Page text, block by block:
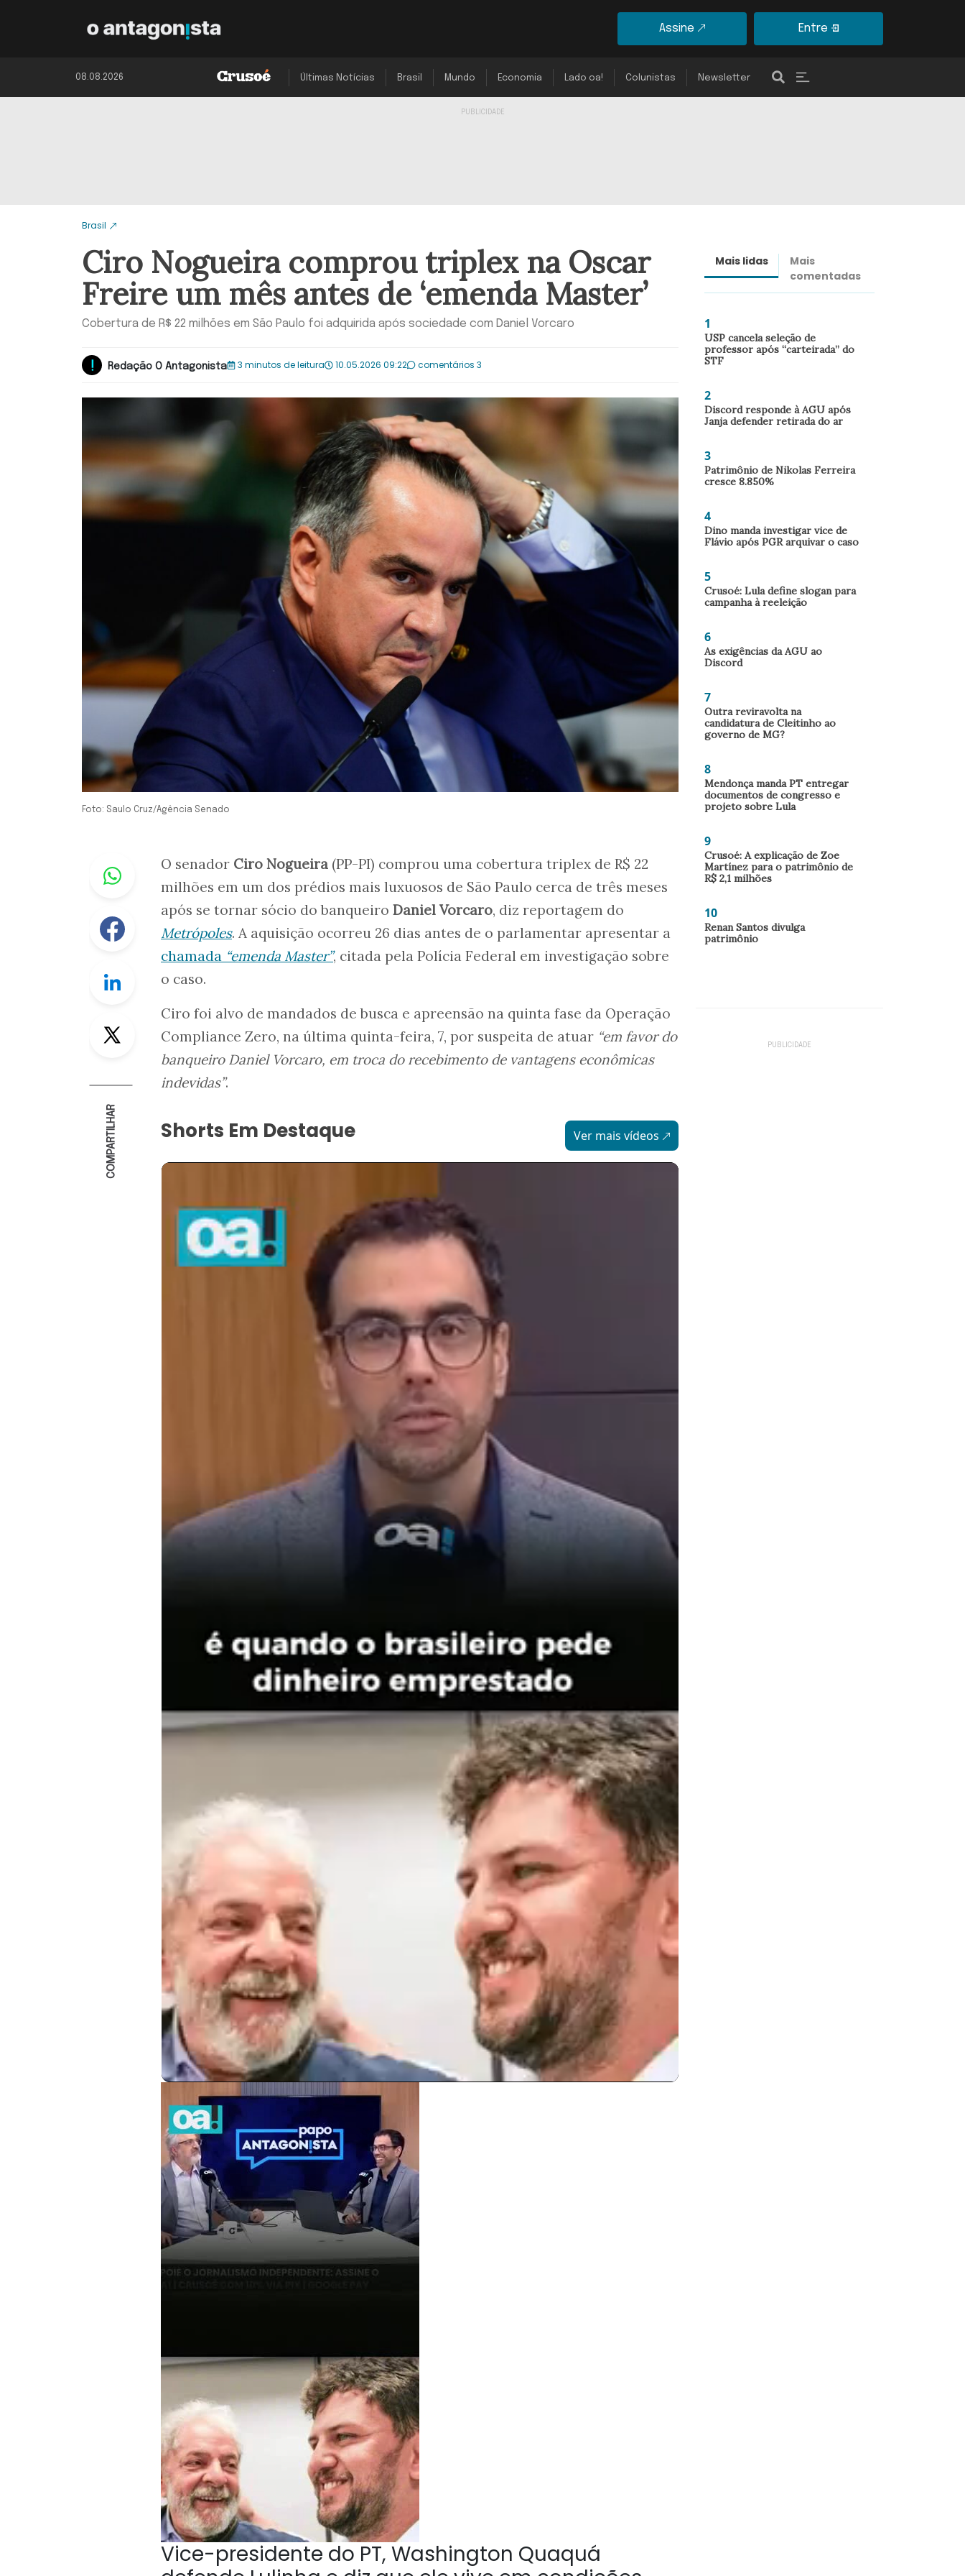
Assine Entre
08.08.2026 Últimas Notícias Brasil Mundo Economia Lado oa! Colunistas Newsletter
Brasil
Ciro Nogueira comprou triplex na Oscar
Freire um mês antes de ‘emenda Master’
Cobertura de R$ 22 milhões em São Paulo foi adquirida após sociedade com Daniel Vorcaro
Redação O Antagonista 3 minutos de leitura 10.05.2026 09:22 comentários 3
Foto: Saulo Cruz/Agência Senado
Whastapp
Facebook
Linkedin
Twitter
COMPARTILHAR
O senador Ciro Nogueira (PP-PI) comprou uma cobertura triplex de R$ 22
milhões em um dos prédios mais luxuosos de São Paulo cerca de três meses
após se tornar sócio do banqueiro Daniel Vorcaro, diz reportagem do
Metrópoles. A aquisição ocorreu 26 dias antes de o parlamentar apresentar a
chamada “emenda Master”, citada pela Polícia Federal em investigação sobre
o caso.
Ciro foi alvo de mandados de busca e apreensão na quinta fase da Operação
Compliance Zero, na última quinta-feira, 7, por suspeita de atuar “em favor do
banqueiro Daniel Vorcaro, em troca do recebimento de vantagens econômicas
indevidas”.
Shorts Em Destaque Ver mais vídeos
Vice-presidente do PT, Washington Quaquá
Mais lidas
Mais
comentadas
1
USP cancela seleção de
professor após “carteirada” do
STF
2
Discord responde à AGU após
Janja defender retirada do ar
3
Patrimônio de Nikolas Ferreira
cresce 8.850%
4
Dino manda investigar vice de
Flávio após PGR arquivar o caso
5
Crusoé: Lula define slogan para
campanha à reeleição
6
As exigências da AGU ao
Discord
7
Outra reviravolta na
candidatura de Cleitinho ao
governo de MG?
8
Mendonça manda PT entregar
documentos de congresso e
projeto sobre Lula
9
Crusoé: A explicação de Zoe
Martínez para o patrimônio de
R$ 2,1 milhões
10
Renan Santos divulga
patrimônio